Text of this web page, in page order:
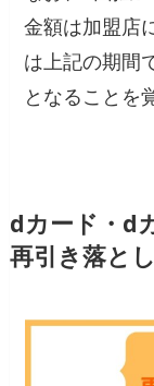
金額は加盟店
は上記の期間
となることを
dカード・d
再引き落と